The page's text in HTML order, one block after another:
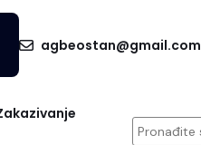
agbeostan@gmail.com